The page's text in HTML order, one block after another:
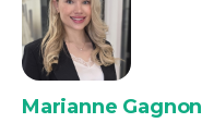
Marianne Gagnon